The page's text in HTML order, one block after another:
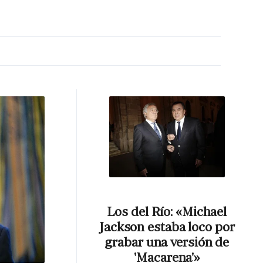
Los del Río: «Michael
Jackson estaba loco por
grabar una versión de
'Macarena'»